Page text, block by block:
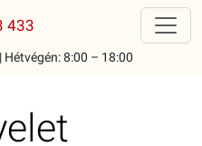
433
8:00 – 18:00